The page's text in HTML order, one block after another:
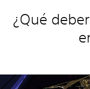
¿Qué